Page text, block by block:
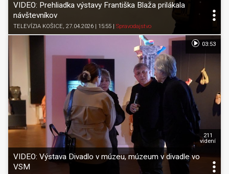
VIDEO: Prehliadka výstavy Františka Blaža prilákala
návštevníkov
TELEVÍZIA KOŠICE, 27.04.2026 | 15:55 Spravodajstvo
VIDEO: Výstava Divadlo v múzeu, múzeum v divadle vo
VSM
211
videní
03:53